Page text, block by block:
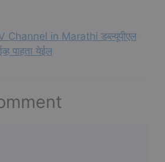
Channel in Marathi डब्ल्यूपीएल
पाहता येईल